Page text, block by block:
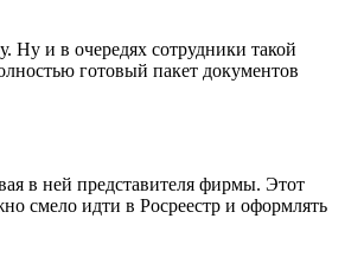
Ну и в очередях сотрудники такой
готовый пакет документов
в ней представителя фирмы. Этот
смело идти в Росреестр и оформлять